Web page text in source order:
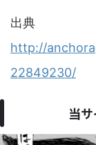
出典
http://
22849230/
当